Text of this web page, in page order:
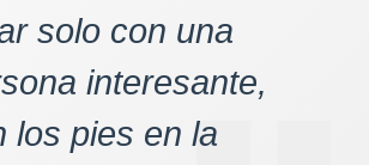
solo con una
interesante,
los pies en la